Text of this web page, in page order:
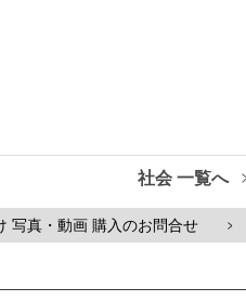
社会 一覧へ
写真・動画 購入のお問合せ >